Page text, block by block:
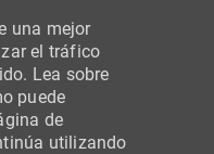
una mejor
el tráfico
Lea sobre
puede
de
utilizando